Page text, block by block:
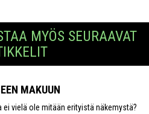
MYÖS SEURAAVAT
MAKUUN
vielä ole mitään erityistä näkemystä?